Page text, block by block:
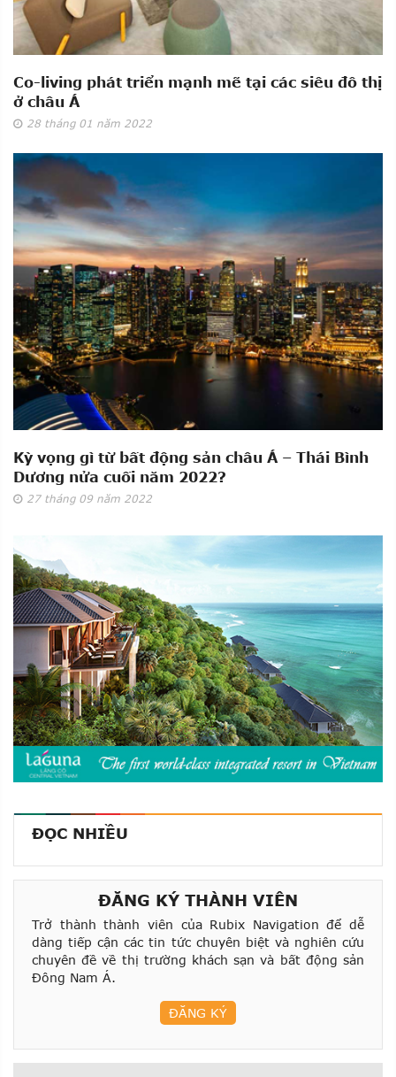
Co-living phát triển mạnh mẽ tại các siêu đô thị
ở châu Á
28 tháng 01 năm 2022
Kỳ vọng gì từ bất động sản châu Á – Thái Bình
Dương nửa cuối năm 2022?
27 tháng 09 năm 2022
ĐỌC NHIỀU
ĐĂNG KÝ THÀNH VIÊN
Trở thành thành viên của Rubix Navigation để dễ
dàng tiếp cận các tin tức chuyên biệt và nghiên cứu
chuyên đề về thị trường khách sạn và bất động sản
Đông Nam Á.
ĐĂNG KÝ